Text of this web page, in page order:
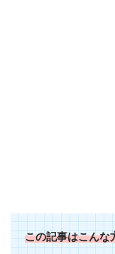
この記事はこんな